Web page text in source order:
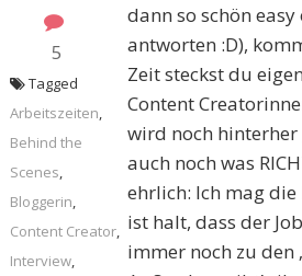
5
dann so schön
antworten :D),
Zeit steckst du
Content
wird noch hinterher
auch noch was
ehrlich: Ich mag
ist halt, dass der
immer noch zu den
Tagged
Arbeitszeiten,
Behind the
Scenes,
Bloggerin,
Content Creator,
Interview,